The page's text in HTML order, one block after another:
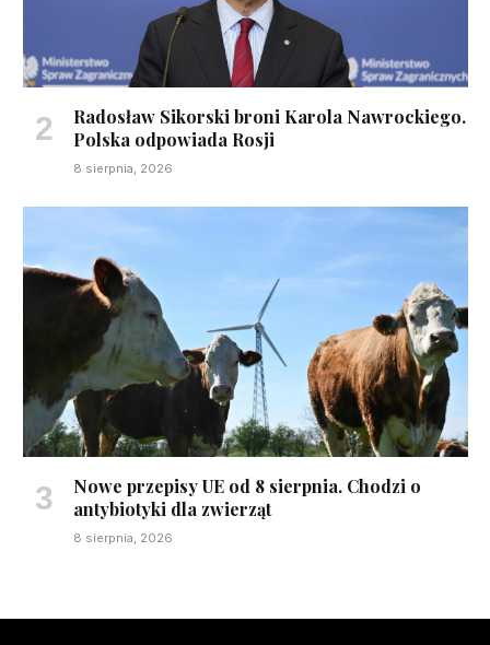
Radosław Sikorski broni Karola Nawrockiego.
Polska odpowiada Rosji
8 sierpnia, 2026
Nowe przepisy UE od 8 sierpnia. Chodzi o
antybiotyki dla zwierząt
8 sierpnia, 2026